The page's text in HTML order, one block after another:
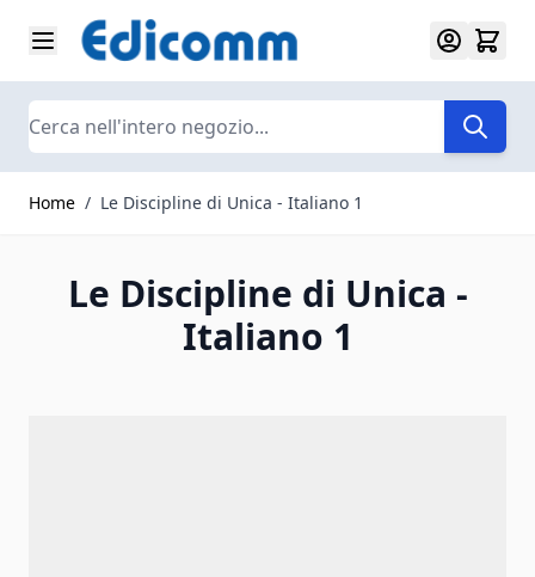
Salta al contenuto
Search
Home / Le Discipline di Unica - Italiano 1
Le Discipline di Unica -
Italiano 1